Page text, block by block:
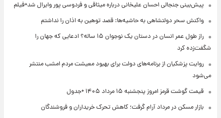
پیش‌بینی جنجالی احسان علیخانی درباره میثاقی و فردوسی پور وایرال شد+فیلم
واکنش سحر دولتشاهی به حاشیه‌ها: قصد توهین به اذان را نداشتم
راز طول عمر انسان در دستان یک نوجوان ۱۵ ساله؟ ادعایی که جهان را
شگفت‌زده کرد
روایت پزشکیان از برنامه‌های دولت برای بهبود معیشت مردم امشب منتشر
می‌شود
قیمت گوشت قرمز امروز پنجشنبه ۱۵ مرداد ۱۴۰۵ +جدول
بازار مسکن در مرداد آرام گرفت؛ کاهش تحرک خریداران و فروشندگان